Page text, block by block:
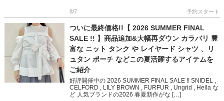
8/7 予約スタート
ついに最終価格!!【 2026 SUMMER FINAL
SALE !! 】商品追加&大幅再ダウン カラバリ 豊
富な ニット タンク や レイヤード シャツ 、リ
ュタン ポーチ などこの夏活躍するアイテムを
ご紹介
好評開催中の 2026 SUMMER FINAL SALE !! SNIDEL ,
CELFORD , LILY BROWN , FURFUR , Ungrid , Hella な
ど 人気ブランドの2026 春夏新作がな […]